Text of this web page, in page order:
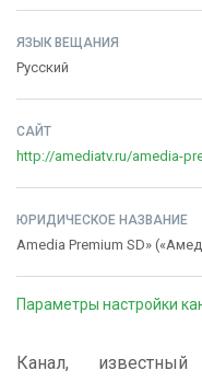
ЯЗЫК ВЕЩАНИЯ
Русский
САЙТ
http://amediatv.ru/amedia-
ЮРИДИЧЕСКОЕ НАЗВАНИЕ
Amedia Premium SD»
Параметры настройки
Канал,